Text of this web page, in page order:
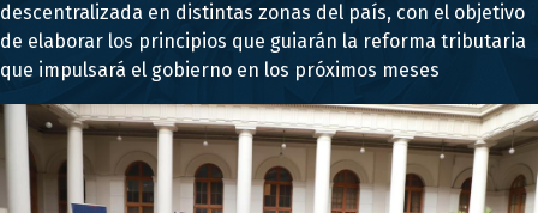
descentralizada en distintas zonas del país, con el objetivo
de elaborar los principios que guiarán la reforma tributaria
que impulsará el gobierno en los próximos meses